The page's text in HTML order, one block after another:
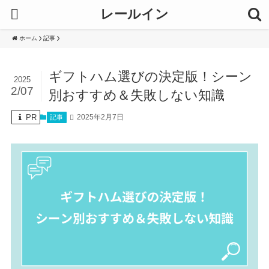
レールイン
ホーム 記事
ギフトハム選びの決定版！シーン
別おすすめ＆失敗しない知識
2025
2/07
PR 記事 2025年2月7日